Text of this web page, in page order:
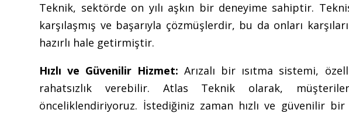
Teknik, sektörde on yılı aşkın bir deneyime sahiptir.
karşılaşmış ve başarıyla çözmüşlerdir, bu da onları
hazırlı hale getirmiştir.
Hızlı ve Güvenilir Hizmet: Arızalı bir ısıtma sistemi,
rahatsızlık verebilir. Atlas Teknik olarak,
önceliklendiriyoruz. İstediğiniz zaman hızlı ve güvenilir